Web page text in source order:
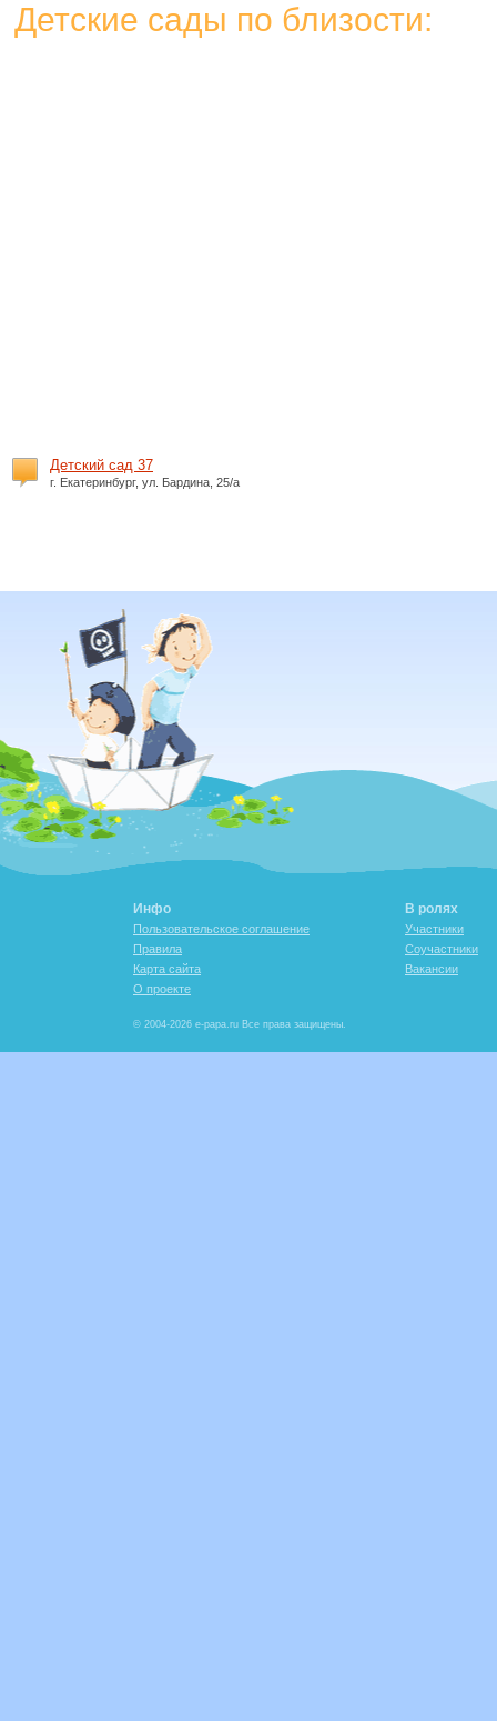
Детские сады по близости:
Детский сад 37
г. Екатеринбург, ул. Бардина, 25/а
Инфо
Пользовательское соглашение
Правила
Карта сайта
О проекте
В ролях
Участники
Соучастники
Вакансии
© 2004-2026 e-papa.ru Все права защищены.